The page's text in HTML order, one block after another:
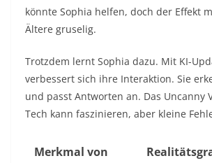
könnte Sophia helfen, doch der Effekt
Ältere gruselig.​
Trotzdem lernt Sophia dazu. Mit KI-
verbessert sich ihre Interaktion. Sie
und passt Antworten an. Das Uncanny
Tech kann faszinieren, aber kleine
Merkmal von